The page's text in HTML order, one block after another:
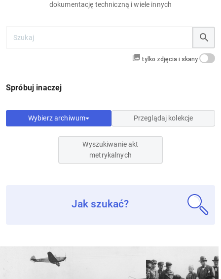
dokumentację techniczną i wiele innych
tylko zdjęcia i skany
Spróbuj inaczej
Wybierz archiwum Przeglądaj kolekcje
Wyszukiwanie akt
metrykalnych
Jak szukać?